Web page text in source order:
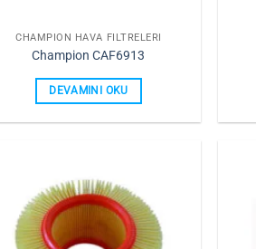
CHAMPION HAVA FILTRELERI
Champion CAF6913
DEVAMINI OKU
Favorilerime
Ekle